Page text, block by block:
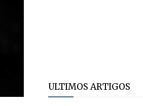
ULTIMOS ARTIGOS